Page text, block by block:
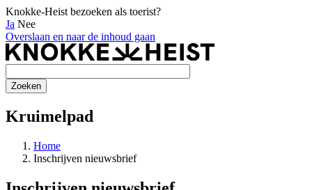
Knokke-Heist bezoeken als toerist?
Ja Nee
Overslaan en naar de inhoud gaan
Kruimelpad
Home
Inschrijven nieuwsbrief